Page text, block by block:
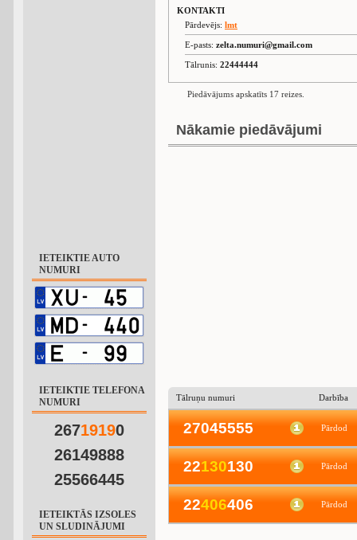
IETEIKTIE AUTO
NUMURI
IETEIKTIE TELEFONA
NUMURI
26719190
26149888
25566445
IETEIKTĀS IZSOLES
UN SLUDINĀJUMI
KONTAKTI
Pārdevējs: lmt
E-pasts: zelta.numuri@gmail.com
Tālrunis: 22444444
Piedāvājums apskatīts 17 reizes.
Nākamie piedāvājumi
Tālruņu numuri Darbība
27045555 Pārdod
22130130 Pārdod
22406406 Pārdod